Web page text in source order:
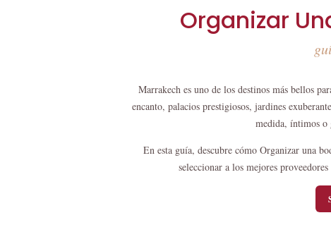
Organizar
Marrakech es uno de los destinos más bellos
encanto, palacios prestigiosos, jardines
medida, íntimos o
En esta guía, descubre cómo Organizar una
seleccionar a los mejores